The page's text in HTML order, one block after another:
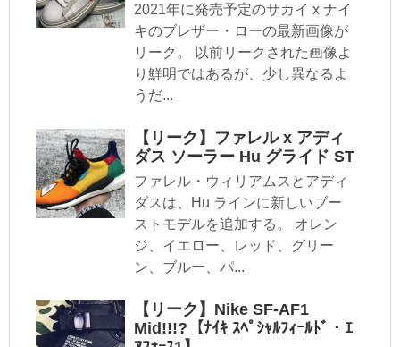
2021年に発売予定のサカイ x ナイ
キのブレザー・ローの最新画像が
リーク。 以前リークされた画像よ
り鮮明ではあるが、少し異なるよ
うだ...
【リーク】ファレル x アディ
ダス ソーラー Hu グライド ST
ファレル・ウィリアムスとアディ
ダスは、Hu ラインに新しいブー
ストモデルを追加する。 オレン
ジ、イエロー、レッド、グリー
ン、ブルー、パ...
【リーク】Nike SF-AF1
Mid!!!?【ﾅｲｷ ｽﾍﾟｼｬﾙﾌｨｰﾙﾄﾞ・ｴ